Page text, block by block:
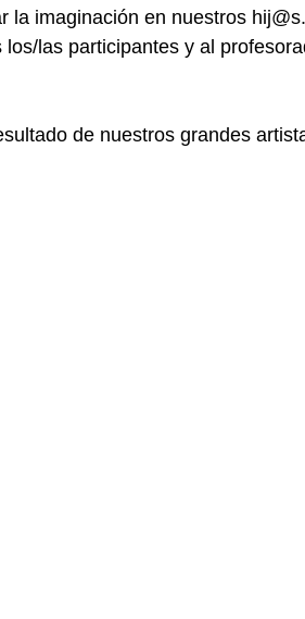
la imaginación en nuestros
las participantes y al
de nuestros grandes